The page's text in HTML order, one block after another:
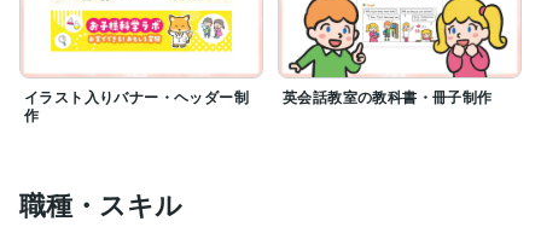
イラスト入りバナー・ヘッダー制
作
英会話教室の教科書・冊子制作
職種・スキル